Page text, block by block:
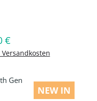
Preis:
€
NEW IN